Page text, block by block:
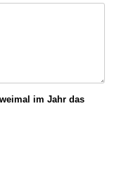
im Jahr das